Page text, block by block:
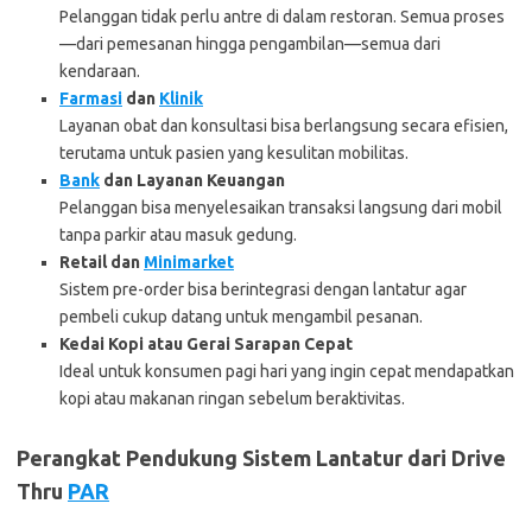
Pelanggan tidak perlu antre di dalam restoran. Semua proses
—dari pemesanan hingga pengambilan—semua dari
kendaraan.
Farmasi dan Klinik
Layanan obat dan konsultasi bisa berlangsung secara efisien,
terutama untuk pasien yang kesulitan mobilitas.
Bank dan Layanan Keuangan
Pelanggan bisa menyelesaikan transaksi langsung dari mobil
tanpa parkir atau masuk gedung.
Retail dan Minimarket
Sistem pre-order bisa berintegrasi dengan lantatur agar
pembeli cukup datang untuk mengambil pesanan.
Kedai Kopi atau Gerai Sarapan Cepat
Ideal untuk konsumen pagi hari yang ingin cepat mendapatkan
kopi atau makanan ringan sebelum beraktivitas.
Perangkat Pendukung Sistem Lantatur dari Drive
Thru PAR